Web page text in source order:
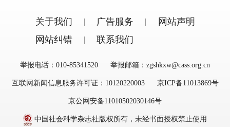
关于我们 广告服务
网站声明
网站纠错
联系我们
举报电话：010-85341520 举报邮箱：zgshkxw@cass.org.cn
互联网新闻信息服务许可证：10120220003 京ICP备11013869号
京公网安备11010502030146号
中国社会科学杂志社版权所有，未经书面授权禁止使用